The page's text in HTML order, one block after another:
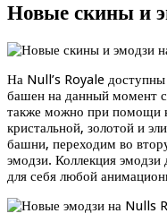
Новые скины и
На Null’s Royale
башен на данный момент
также можно при помощи
кристальной, золотой и
башни, переходим во
эмодзи. Коллекция
для себя любой